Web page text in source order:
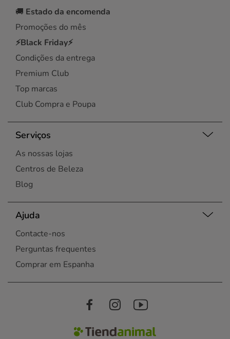
🚚 Estado da encomenda
Promoções do mês
⚡Black Friday⚡
Condições da entrega
Premium Club
Top marcas
Club Compra e Poupa
Serviços
As nossas lojas
Centros de Beleza
Blog
Ajuda
Contacte-nos
Perguntas frequentes
Comprar em Espanha